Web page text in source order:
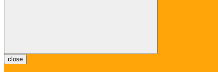
close